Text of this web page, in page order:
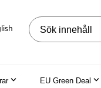
Sök på
EU Green Deal